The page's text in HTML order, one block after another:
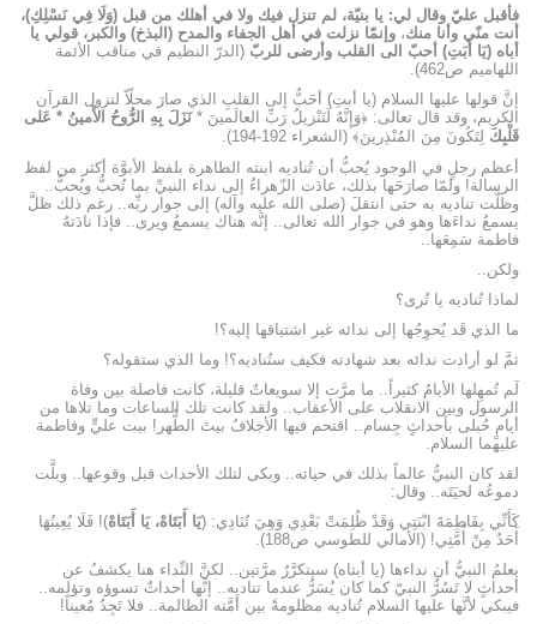
فأقبل عليّ وقال لي: يا بنيّة، لم تنزل فيك ولا في أهلك من قبل (وَلَا فِي نَسْلِكِ)،
أنت منّي وأنا منك، وإنمّا نزلت في أهل الجفاء والمدح (البذخ) والكبر، قولي يا
أباه (يَا أَبَتِ) أحبّ الى القلب وأرضى للربّ (الدرّ النظيم في مناقب الأئمة
اللهاميم ص462).
إنَّ قولها عليها السلام (يا أبتِ) أحَبُّ إلى القلبِ الذي صارَ محلّاً لنزول القرآن
الكريم، وقد قال تعالى: ﴿وَإِنَّهُ لَتَنْزيلُ رَبِّ العالَمينَ *نَزَلَ بِهِ الرُّوحُ الأَمينُ * عَلى‏
قَلْبِكَ لِتَكُونَ مِنَ المُنْذِرينَ﴾ (الشعراء 192-194).
أعظم رجلٍ في الوجود يُحبُّ أن تُناديه ابنته الطاهرة بلفظ الأبوَّة أكثر من لفظ
الرسالة! ولمّا صارَحَها بذلك، عادَت الزّهراءُ إلى نداء النبيِّ بما تُحبُّ ويُحبُّ..
وظلَّت تناديه به حتى انتقلَ (صلى الله عليه وآله) إلى جوار ربِّه.. رغم ذلك ظلَّ
يسمعُ نداءَها وهو في جوار الله تعالى.. إنَّه هناك يسمعُ ويرى.. فإذا نادَتهُ
فاطمة سَمِعَها..
ولكن..
لماذا تُناديه يا تُرى؟
ما الذي قَد يُحوِجُها إلى ندائه غير اشتياقها إليه؟!
ثمَّ لو أرادت ندائه بعد شهادته فكيف ستُناديه؟! وما الذي ستقوله؟
لَم تُمهِلها الأيامُ كثيراً.. ما مرَّت إلا سويعاتٌ قليلة، كانت فاصلة بين وفاة
الرسول وبين الانقلاب على الأعقاب.. ولقد كانت تلك الساعات وما تلاها من
أيامٍ حُبلى بأحداثٍ جِسام.. اقتحم فيها الأجلافُ بيتَ الطُّهر! بيت عليٍّ وفاطمة
عليهما السلام.
لقد كان النبيُّ عالماً بذلك في حياته.. وبكى لتلك الأحداث قبل وقوعها.. وبلَّت
دموعُه لحيَتَه.. وقال:
كَأَنِّي بِفَاطِمَةَ ابْنَتِي وَقَدْ ظُلِمَتْ بَعْدِي وَهِيَ تُنَادِي: (يَا أَبَتَاهْ، يَا أَبَتَاهْ)! فَلَا يُعِينُهَا
أَحَدٌ مِنْ أُمَّتِي! (الأمالي للطوسي ص188).
يعلمُ النبيُّ أن نداءها (يا أبتاه) سيتكرَّرُ مرَّتين.. لكنَّ النِّداء هنا يكشفُ عن
أحداثٍ لا تَسُرُّ النبيّ كما كان يُسَرُّ عندما تناديه.. إنَّها أحداثٌ تسوؤه وتؤلمه..
فيبكي لأنَّها عليها السلام تُناديه مظلومةً بين أمَّته الظالمة.. فلا تَجِدُ مُعيناً!